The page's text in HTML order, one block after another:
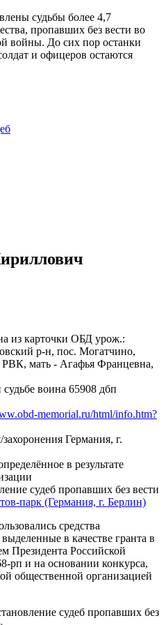
судьбы более 4,7
, пропавших без вести во
войны. До сих пор останки
и офицеров остаются
из карточки ОБД урож.:
р-н, пос. Могатчино,
мать - Агафья Францевна,
воина 65908 дбп
memorial.ru/html/info.htm?
Германия, г.
в результате
судеб пропавших без вести
парк (Германия, г. Берлин)
средства
в качестве гранта в
Президента Российской
рп и на основании конкурса,
общественной организацией
судеб пропавших без